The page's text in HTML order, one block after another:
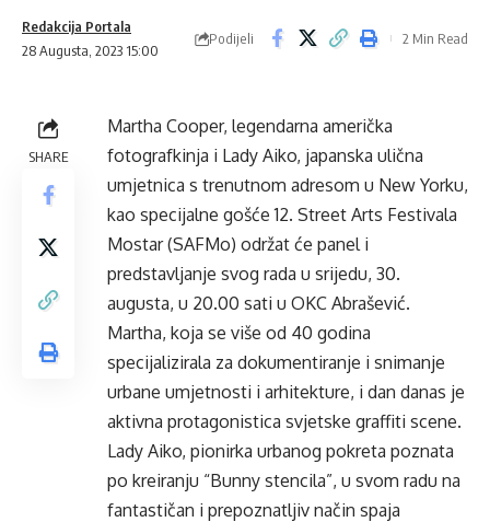
28 Augusta, 2023 15:00
Redakcija Portala
Podijeli 2 Min Read
SHARE
Martha Cooper, legendarna američka
fotografkinja i Lady Aiko, japanska ulična
umjetnica s trenutnom adresom u New Yorku,
kao specijalne gošće 12. Street Arts Festivala
Mostar (SAFMo) održat će panel i
predstavljanje svog rada u srijedu, 30.
augusta, u 20.00 sati u OKC Abrašević.
Martha, koja se više od 40 godina
specijalizirala za dokumentiranje i snimanje
urbane umjetnosti i arhitekture, i dan danas je
aktivna protagonistica svjetske graffiti scene.
Lady Aiko, pionirka urbanog pokreta poznata
po kreiranju “Bunny stencila”, u svom radu na
fantastičan i prepoznatljiv način spaja